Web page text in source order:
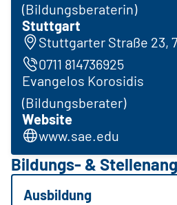
(Bildungsberaterin)
Stuttgart
Stuttgarter Straße 23,
0711 814736925
Evangelos Korosidis
(Bildungsberater)
Website
www.sae.edu
Bildungs- &
Ausbildung